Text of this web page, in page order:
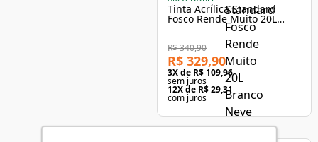
Tinta Acrílica Standard
Fosco Rende Muito 20L
Branco Gelo - Coral
R$ 340,90
R$ 329,90
3X de R$ 109,96
sem juros
12X de R$ 29,31
com juros